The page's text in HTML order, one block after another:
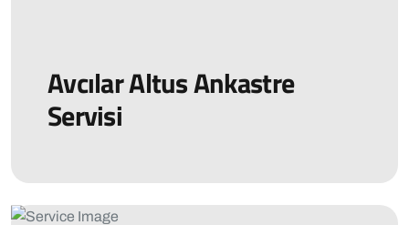
Avcılar Altus Ankastre
Servisi